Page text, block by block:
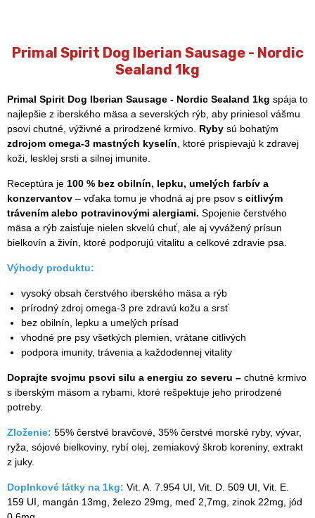
Primal Spirit Dog Iberian Sausage - Nordic
Sealand 1kg
Primal Spirit Dog Iberian Sausage - Nordic Sealand 1kg spája to
najlepšie z iberského mäsa a severských rýb, aby priniesol vášmu
psovi chutné, výživné a prirodzené krmivo. Ryby sú bohatým
zdrojom omega-3 mastných kyselín , ktoré prispievajú k zdravej
koži, lesklej srsti a silnej imunite.
Receptúra je 100 % bez obilnín, lepku, umelých farbív a
konzervantov – vďaka tomu je vhodná aj pre psov s citlivým
trávením alebo potravinovými alergiami. Spojenie čerstvého
mäsa a rýb zaisťuje nielen skvelú chuť, ale aj vyvážený prísun
bielkovín a živín, ktoré podporujú vitalitu a celkové zdravie psa.
Výhody produktu:
vysoký obsah čerstvého iberského mäsa a rýb
prírodný zdroj omega-3 pre zdravú kožu a srsť
bez obilnín, lepku a umelých prísad
vhodné pre psy všetkých plemien, vrátane citlivých
podpora imunity, trávenia a každodennej vitality
Doprajte svojmu psovi silu a energiu zo severu – chutné krmivo
s iberským mäsom a rybami, ktoré rešpektuje jeho prirodzené
potreby.
Zloženie: 55% čerstvé bravčové, 35% čerstvé morské ryby, vývar,
ryža, sójové bielkoviny, rybí olej, zemiakový škrob koreniny, extrakt
z juky.
Doplnkové látky na 1kg: Vit. A. 7.954 UI, Vit. D. 509 UI, Vit. E.
159 UI, mangán 13mg, železo 29mg, meď 2,7mg, zinok 22mg, jód